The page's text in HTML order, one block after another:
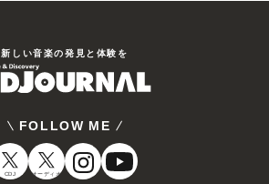
新しい⾳楽の発⾒と体験を
FOLLOW ME
CDJ オーディオ